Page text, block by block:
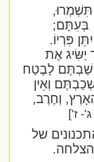
פִּרְיוֹ.
אֶת
לָבֶטַח
וְאֵין
וְחֶרֶב,
ז']
של